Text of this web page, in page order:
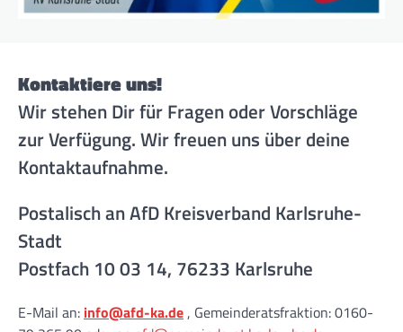
Kontaktiere uns!
Wir stehen Dir für Fragen oder Vorschläge
zur Verfügung. Wir freuen uns über deine
Kontaktaufnahme.
Postalisch an AfD Kreisverband Karlsruhe-
Stadt
Postfach 10 03 14, 76233 Karlsruhe
E-Mail an: info@afd-ka.de, Gemeinderatsfraktion: 0160-